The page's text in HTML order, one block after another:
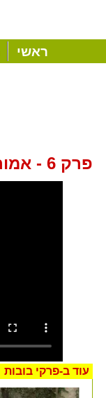
ראשי
פרק 6 - אמור מעט ועשה הרבה
עוד ב-פרקי בובות